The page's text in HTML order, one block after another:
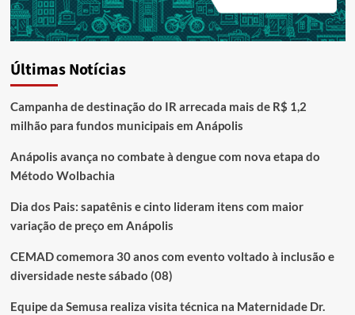
Últimas Notícias
Campanha de destinação do IR arrecada mais de R$ 1,2
milhão para fundos municipais em Anápolis
Anápolis avança no combate à dengue com nova etapa do
Método Wolbachia
Dia dos Pais: sapatênis e cinto lideram itens com maior
variação de preço em Anápolis
CEMAD comemora 30 anos com evento voltado à inclusão e
diversidade neste sábado (08)
Equipe da Semusa realiza visita técnica na Maternidade Dr.